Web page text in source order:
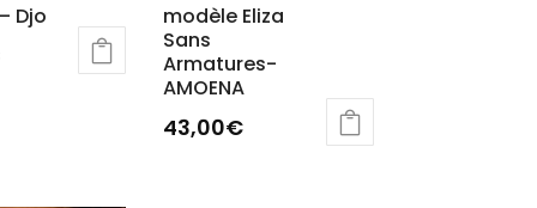
Djo
modèle Eliza
Sans
Armatures-
AMOENA
43,00€